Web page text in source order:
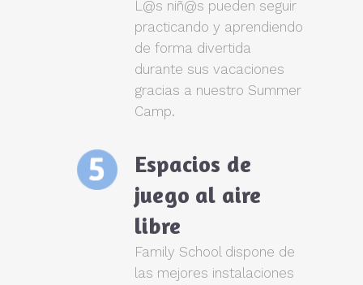
L@s niñ@s pueden seguir
practicando y aprendiendo
de forma divertida
durante sus vacaciones
gracias a nuestro Summer
Camp.
Espacios de
juego al aire
libre
Family School dispone de
las mejores instalaciones